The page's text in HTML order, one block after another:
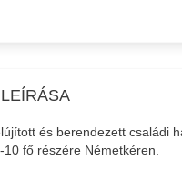
és berendezett családi
fő részére Németkéren.